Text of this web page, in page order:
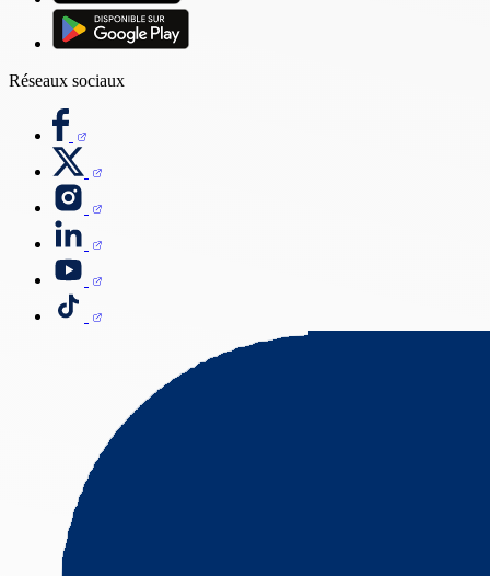
Réseaux sociaux